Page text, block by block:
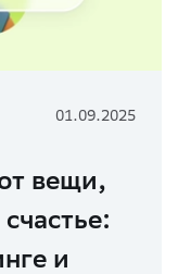
01.09.2025
вещи,
и